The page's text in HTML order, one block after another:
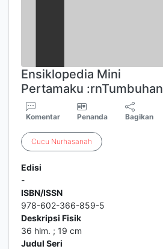
Ensiklopedia Mini
Pertamaku :rnTumbuhan
Komentar Penanda Bagikan
Cucu Nurhasanah
Edisi
-
ISBN/ISSN
978-602-366-859-5
Deskripsi Fisik
36 hlm. ; 19 cm
Judul Seri